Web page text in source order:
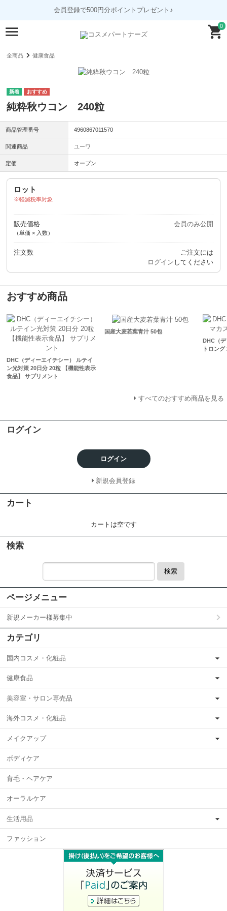
会員登録で500円分ポイントプレゼント♪
0
全商品 健康食品
純粋秋ウコン 240粒
商品管理番号 4960867011570
関連商品 ユーワ
定価 オープン
ロット
軽減税率対象
販売価格
（単価 × 入数）
会員のみ公開
注文数
ご注文には
ログイン してください
おすすめ商品
DHC（ディーエイチシー） ルテイ
ン光対策 20日分 20粒 【機能性表示
食品】 サプリメント
国産大麦若葉青汁 50包
DHC（
トロン
すべてのおすすめ商品を見る
ログイン
ログイン
新規会員登録
カート
カートは空です
検索
検索
ページメニュー
新規メーカー様募集中
カテゴリ
国内コスメ・化粧品
健康食品
美容室・サロン専売品
海外コスメ・化粧品
メイクアップ
ボディケア
育毛・ヘアケア
オーラルケア
生活用品
ファッション